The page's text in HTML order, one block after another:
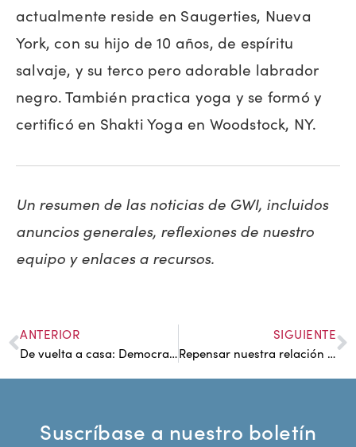
actualmente reside en Saugerties, Nueva
York, con su hijo de 10 años, de espíritu
salvaje, y su terco pero adorable labrador
negro. También practica yoga y se formó y
certificó en Shakti Yoga en Woodstock, NY.
Un resumen de las noticias de GWI, incluidos
anuncios generales, reflexiones de nuestro
equipo y enlaces a recursos.
ANTERIOR
De vuelta a casa: Democratizar el lugar de trabajo
SIGUIENTE
Repensar nuestra relación con la realidad con Bayo Akomolafe
Suscríbase a nuestro boletín